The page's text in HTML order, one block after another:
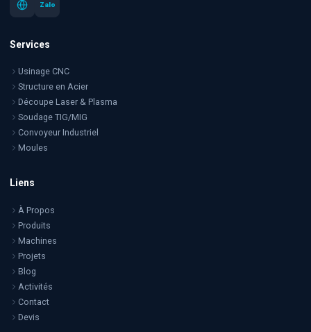
Zalo
Services
Usinage CNC
Structure en Acier
Découpe Laser & Plasma
Soudage TIG/MIG
Convoyeur Industriel
Moules
Liens
À Propos
Produits
Machines
Projets
Blog
Activités
Contact
Devis